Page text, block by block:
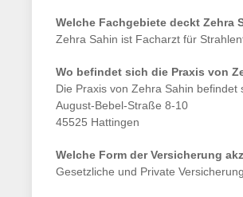
Welche Fachgebiete deckt Zehra
Zehra Sahin ist Facharzt für
Wo befindet sich die Praxis von
Die Praxis von Zehra Sahin befindet
August-Bebel-Straße 8-10
45525 Hattingen
Welche Form der Versicherung
Gesetzliche und Private